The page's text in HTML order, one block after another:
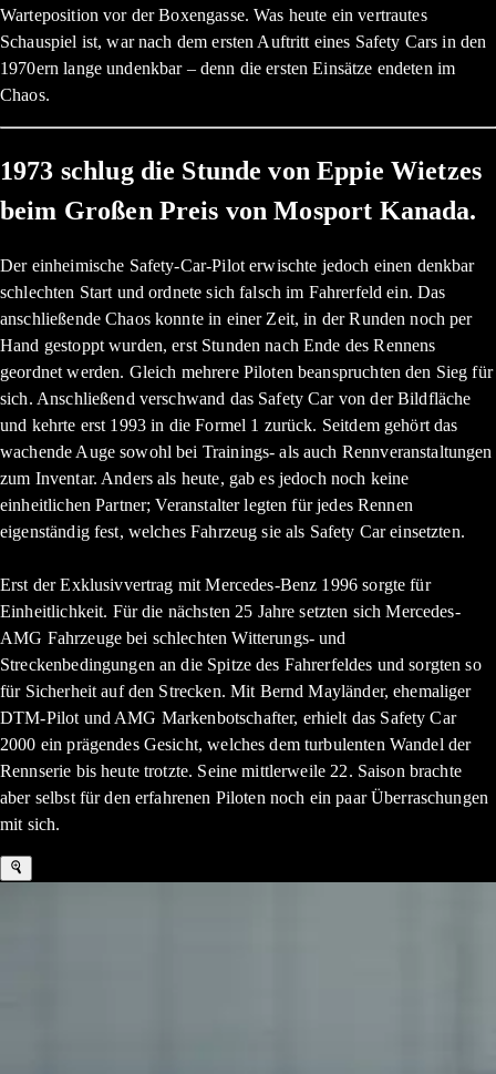
Warteposition vor der Boxengasse. Was heute ein vertrautes
Schauspiel ist, war nach dem ersten Auftritt eines Safety Cars in den
1970ern lange undenkbar – denn die ersten Einsätze endeten im
Chaos.
1973 schlug die Stunde von Eppie Wietzes
beim Großen Preis von Mosport Kanada.
Der einheimische Safety-Car-Pilot erwischte jedoch einen denkbar
schlechten Start und ordnete sich falsch im Fahrerfeld ein. Das
anschließende Chaos konnte in einer Zeit, in der Runden noch per
Hand gestoppt wurden, erst Stunden nach Ende des Rennens
geordnet werden. Gleich mehrere Piloten beanspruchten den Sieg für
sich. Anschließend verschwand das Safety Car von der Bildfläche
und kehrte erst 1993 in die Formel 1 zurück. Seitdem gehört das
wachende Auge sowohl bei Trainings- als auch Rennveranstaltungen
zum Inventar. Anders als heute, gab es jedoch noch keine
einheitlichen Partner; Veranstalter legten für jedes Rennen
eigenständig fest, welches Fahrzeug sie als Safety Car einsetzten.
Erst der Exklusivvertrag mit Mercedes-Benz 1996 sorgte für
Einheitlichkeit. Für die nächsten 25 Jahre setzten sich Mercedes-
AMG Fahrzeuge bei schlechten Witterungs- und
Streckenbedingungen an die Spitze des Fahrerfeldes und sorgten so
für Sicherheit auf den Strecken. Mit Bernd Mayländer, ehemaliger
DTM-Pilot und AMG Markenbotschafter, erhielt das Safety Car
2000 ein prägendes Gesicht, welches dem turbulenten Wandel der
Rennserie bis heute trotzte. Seine mittlerweile 22. Saison brachte
aber selbst für den erfahrenen Piloten noch ein paar Überraschungen
mit sich.